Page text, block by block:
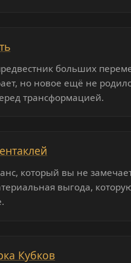
больших
но новое ещё не
трансформацией.
который вы не
выгода,
Кубков